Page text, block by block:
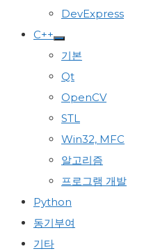
DevExpress
C++
기본
Qt
OpenCV
STL
Win32, MFC
알고리즘
프로그램 개발
Python
동기부여
기타